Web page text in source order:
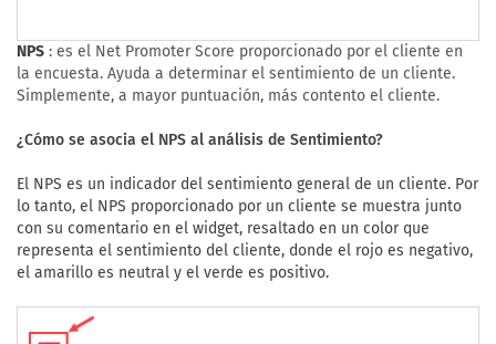
NPS : es el Net Promoter Score proporcionado por el cliente en
la encuesta. Ayuda a determinar el sentimiento de un cliente.
Simplemente, a mayor puntuación, más contento el cliente.
¿Cómo se asocia el NPS al análisis de Sentimiento?
El NPS es un indicador del sentimiento general de un cliente. Por
lo tanto, el NPS proporcionado por un cliente se muestra junto
con su comentario en el widget, resaltado en un color que
representa el sentimiento del cliente, donde el rojo es negativo,
el amarillo es neutral y el verde es positivo.